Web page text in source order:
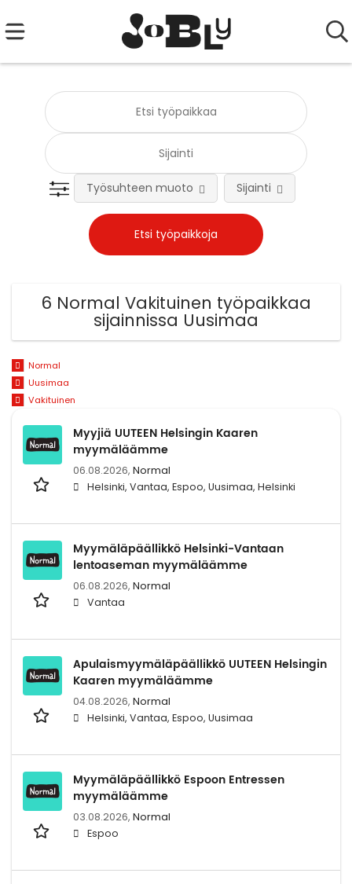
Työsuhteen muoto Sijainti
6 Normal Vakituinen työpaikkaa
sijainnissa Uusimaa
Normal
Uusimaa
Vakituinen
Myyjiä UUTEEN Helsingin Kaaren
myymäläämme
06.08.2026, Normal
Helsinki, Vantaa, Espoo, Uusimaa, Helsinki
Myymäläpäällikkö Helsinki-Vantaan
lentoaseman myymäläämme
06.08.2026, Normal
Vantaa
Apulaismyymäläpäällikkö UUTEEN Helsingin
Kaaren myymäläämme
04.08.2026, Normal
Helsinki, Vantaa, Espoo, Uusimaa
Myymäläpäällikkö Espoon Entressen
myymäläämme
03.08.2026, Normal
Espoo